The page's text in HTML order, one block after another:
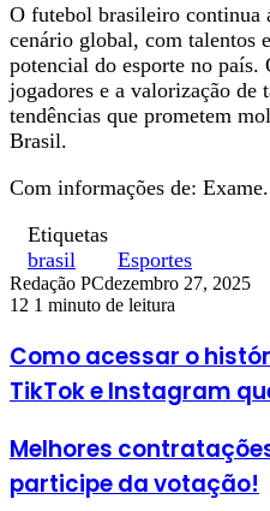
O futebol brasileiro continua
cenário global, com talentos
potencial do esporte no
jogadores e a valorização de
tendências que prometem
Brasil.
Com informações de: Exame.
Etiquetas
brasil
Esportes
Redação PCdezembro 27, 2025
12 1 minuto de leitura
Como acessar o
TikTok e Instagram
Melhores
participe da votação!